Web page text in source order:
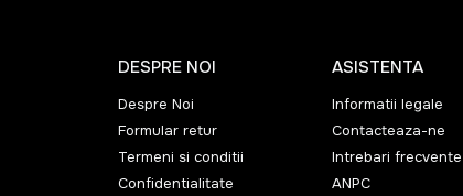
DESPRE NOI
Despre Noi
Formular retur
Termeni si conditii
Confidentialitate
ASISTENTA
Informatii legale
Contacteaza-ne
Intrebari frecvente
ANPC